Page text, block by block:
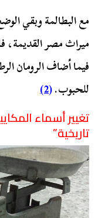
مع البطالمة وبقي
ميراث مصر القديمة،
فيما أضاف الرومان
للحبوب.(2)
تغيير أسماء
تاريخية”